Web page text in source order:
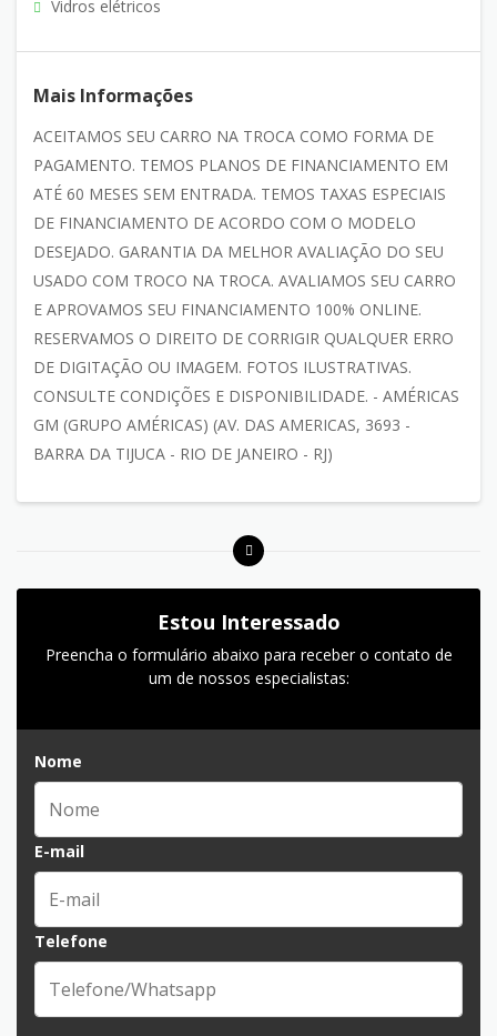
Vidros elétricos
Mais Informações
ACEITAMOS SEU CARRO NA TROCA COMO FORMA DE
PAGAMENTO. TEMOS PLANOS DE FINANCIAMENTO EM
ATÉ 60 MESES SEM ENTRADA. TEMOS TAXAS ESPECIAIS
DE FINANCIAMENTO DE ACORDO COM O MODELO
DESEJADO. GARANTIA DA MELHOR AVALIAÇÃO DO SEU
USADO COM TROCO NA TROCA. AVALIAMOS SEU CARRO
E APROVAMOS SEU FINANCIAMENTO 100% ONLINE.
RESERVAMOS O DIREITO DE CORRIGIR QUALQUER ERRO
DE DIGITAÇÃO OU IMAGEM. FOTOS ILUSTRATIVAS.
CONSULTE CONDIÇÕES E DISPONIBILIDADE. - AMÉRICAS
GM (GRUPO AMÉRICAS) (AV. DAS AMERICAS, 3693 -
BARRA DA TIJUCA - RIO DE JANEIRO - RJ)
Estou Interessado
Preencha o formulário abaixo para receber o contato de
um de nossos especialistas:
Nome
E-mail
Telefone